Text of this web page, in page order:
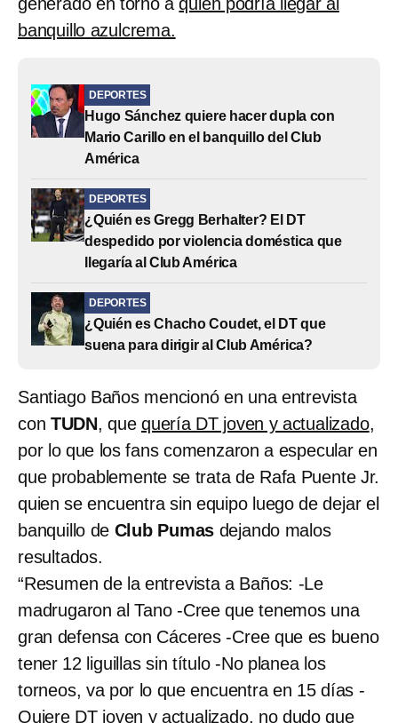
banquillo azulcrema.
DEPORTES
Hugo Sánchez quiere hacer dupla con
Mario Carillo en el banquillo del Club
América
DEPORTES
¿Quién es Gregg Berhalter? El DT
despedido por violencia doméstica que
llegaría al Club América
DEPORTES
¿Quién es Chacho Coudet, el DT que
suena para dirigir al Club América?
Santiago Baños mencionó en una entrevista
con TUDN, quequería DT joven y actualizado,
por lo que los fans comenzaron a especular en
que probablemente se trata de Rafa Puente Jr.
quien se encuentra sin equipo luego de dejar el
banquillo de Club Pumas dejando malos
resultados.
“Resumen de la entrevista a Baños: -Le
madrugaron al Tano -Cree que tenemos una
gran defensa con Cáceres -Cree que es bueno
tener 12 liguillas sin título -No planea los
torneos, va por lo que encuentra en 15 días -
Quiere DT joven y actualizado, no dudo que